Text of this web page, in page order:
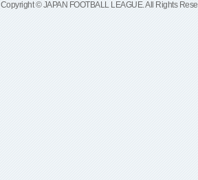
Copyright © JAPAN FOOTBALL LEAGUE. All Rights